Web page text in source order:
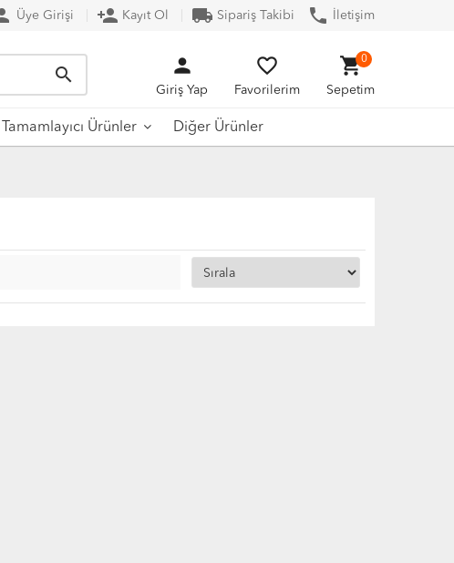
Üye Girişi person_add Kayıt Ol local_shipping Sipariş Takibi phone İletişim
search person
Giriş Yap
favorite_border
Favorilerim
shopping_cart
Sepetim
0
Tamamlayıcı Ürünler Diğer Ürünler